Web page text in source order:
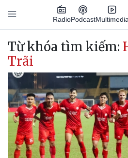
Nhảy đến nội dung
RadioPodcastMultimedia
Main navigation
Từ khóa tìm kiếm:
Trãi